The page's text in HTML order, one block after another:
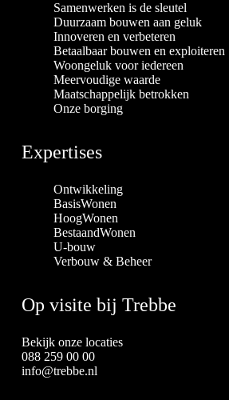
Samenwerken is de sleutel
Duurzaam bouwen aan geluk
Innoveren en verbeteren
Betaalbaar bouwen en exploiteren
Woongeluk voor iedereen
Meervoudige waarde
Maatschappelijk betrokken
Onze borging
Expertises
Ontwikkeling
BasisWonen
HoogWonen
BestaandWonen
U-bouw
Verbouw & Beheer
Op visite bij Trebbe
Bekijk onze locaties
088 259 00 00
info@trebbe.nl